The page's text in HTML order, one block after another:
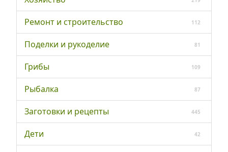
Ремонт и строительство 112
Поделки и рукоделие 81
Грибы 109
Рыбалка 87
Заготовки и рецепты 445
Дети 42